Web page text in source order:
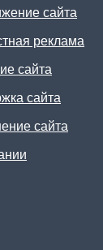
сайта
реклама
сайта
сайта
сайта